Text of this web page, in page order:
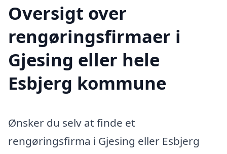
Oversigt over
rengøringsfirmaer i
Gjesing eller hele
Esbjerg kommune
Ønsker du selv at finde et
rengøringsfirma i Gjesing eller Esbjerg